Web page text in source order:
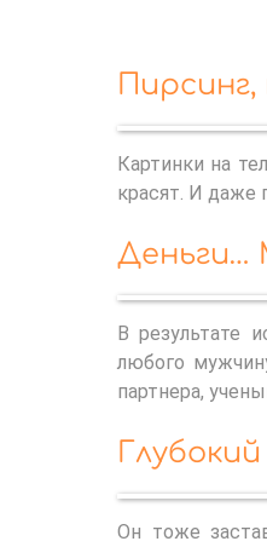
Картинки на
красят. И даже
Деньги…
В результате
любого
партнера,
Он тоже